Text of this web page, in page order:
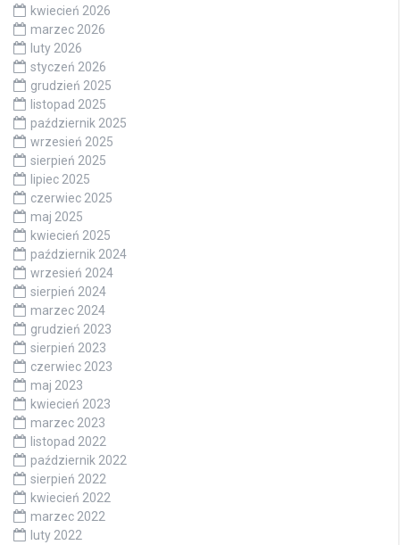
kwiecień 2026
marzec 2026
luty 2026
styczeń 2026
grudzień 2025
listopad 2025
październik 2025
wrzesień 2025
sierpień 2025
lipiec 2025
czerwiec 2025
maj 2025
kwiecień 2025
październik 2024
wrzesień 2024
sierpień 2024
marzec 2024
grudzień 2023
sierpień 2023
czerwiec 2023
maj 2023
kwiecień 2023
marzec 2023
listopad 2022
październik 2022
sierpień 2022
kwiecień 2022
marzec 2022
luty 2022